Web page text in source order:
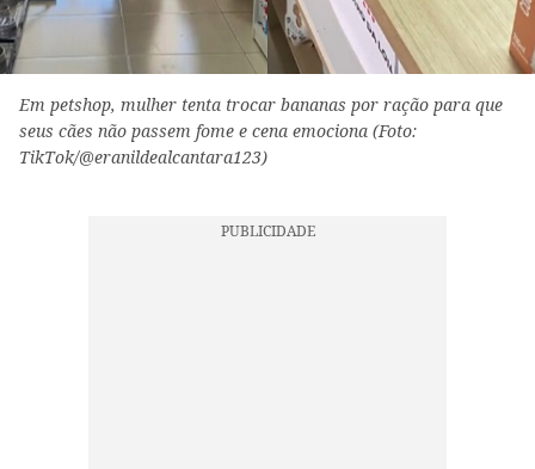
Em petshop, mulher tenta trocar bananas por ração para que
seus cães não passem fome e cena emociona (Foto:
TikTok/@eranildealcantara123)